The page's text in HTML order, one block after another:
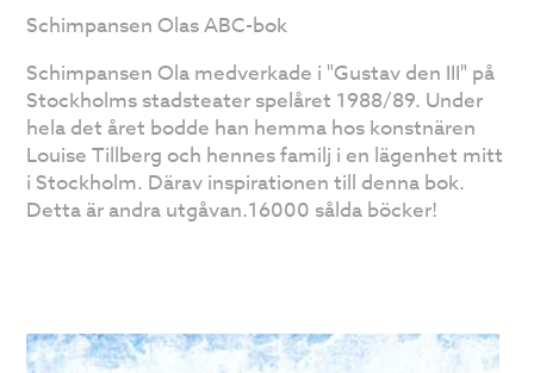
Schimpansen Olas ABC-bok
Schimpansen Ola medverkade i "Gustav den III" på
Stockholms stadsteater spelåret 1988/89. Under
hela det året bodde han hemma hos konstnären
Louise Tillberg och hennes familj i en lägenhet mitt
i Stockholm. Därav inspirationen till denna bok.
Detta är andra utgåvan.16000 sålda böcker!